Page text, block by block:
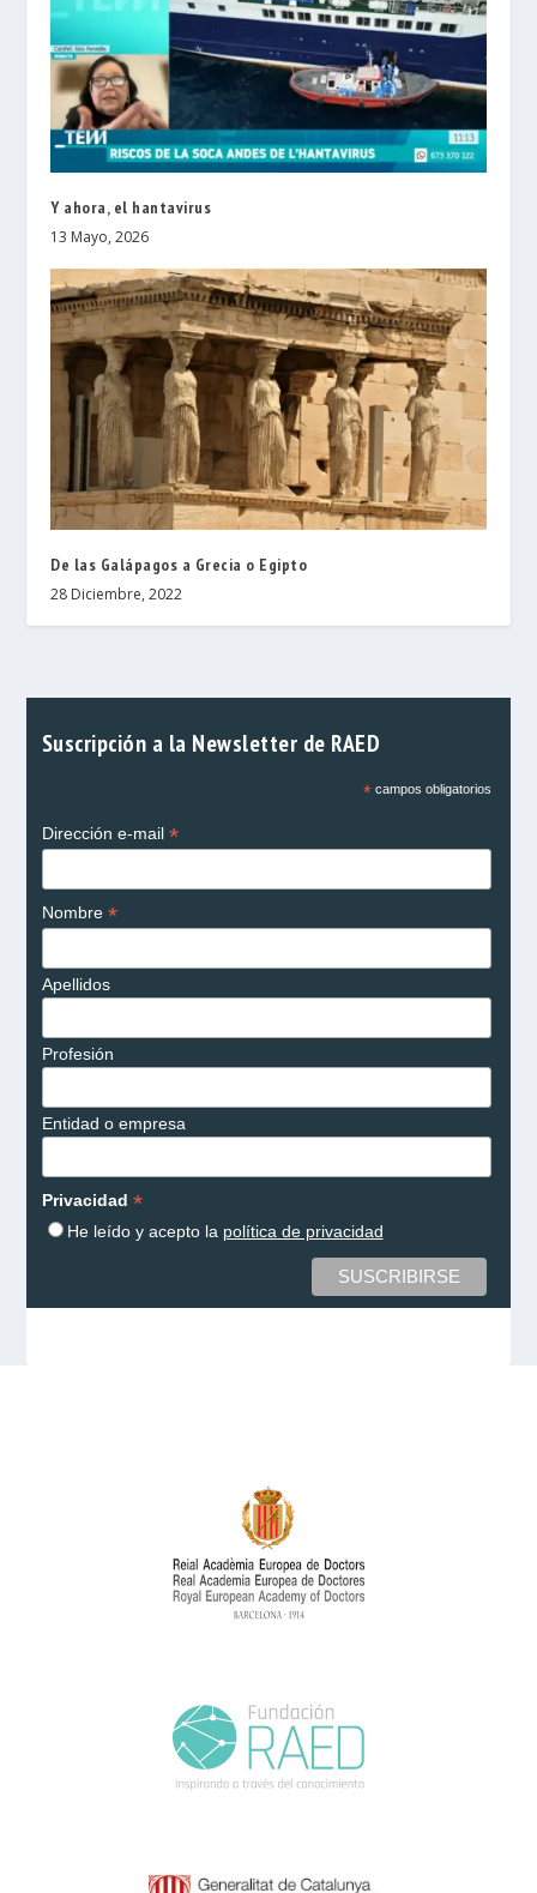
Y ahora, el hantavirus
13 Mayo, 2026
De las Galápagos a Grecia o Egipto
28 Diciembre, 2022
Suscripción a la Newsletter de RAED
*campos obligatorios
Dirección e-mail *
Nombre *
Apellidos
Profesión
Entidad o empresa
Privacidad *
He leído y acepto la política de privacidad